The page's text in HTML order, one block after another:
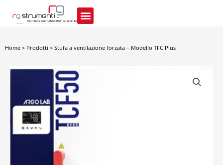
contenuto
Home > Prodotti > Stufa a ventilazione forzata – Modello TFC Plus